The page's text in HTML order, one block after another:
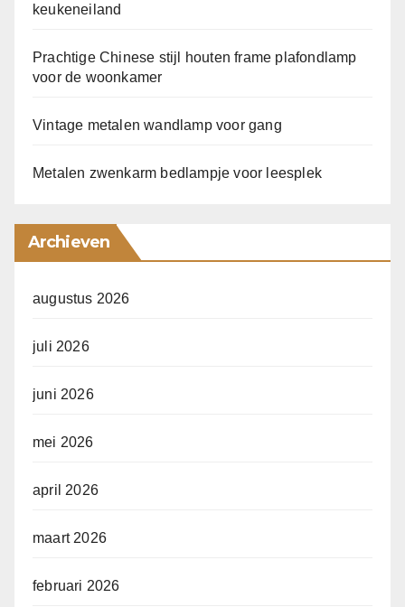
keukeneiland
Prachtige Chinese stijl houten frame plafondlamp
voor de woonkamer
Vintage metalen wandlamp voor gang
Metalen zwenkarm bedlampje voor leesplek
Archieven
augustus 2026
juli 2026
juni 2026
mei 2026
april 2026
maart 2026
februari 2026